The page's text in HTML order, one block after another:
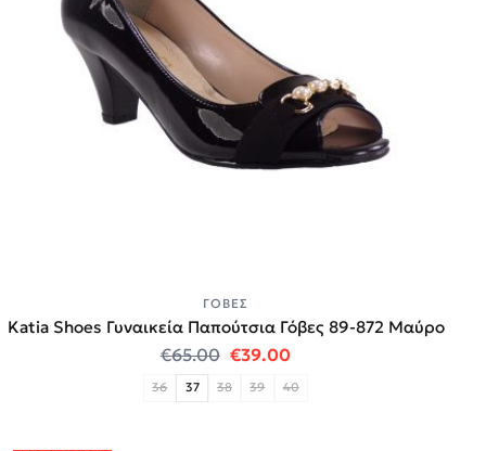
ΓΌΒΕΣ
Katia Shoes Γυναικεία Παπούτσια Γόβες 89-872 Μαύρο
€65.00 Original price was: €65.00.
€39.00Η τρέχουσα τιμή
36 37 38 39 40